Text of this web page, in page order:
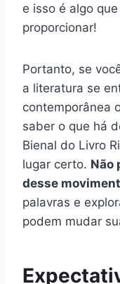
e isso é algo
proporcionar!
Portanto, se
a literatura se
contemporânea
saber o que há
Bienal do Livro
lugar certo. Não
desse
palavras e
podem mudar